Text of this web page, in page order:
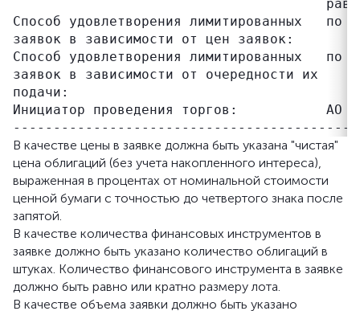
Способ удовлетворения лимитированных   по
заявок в зависимости от цен заявок:
Способ удовлетворения лимитированных   по
заявок в зависимости от очередности их
подачи:
Инициатор проведения торгов:           АО
В качестве цены в заявке должна быть указана "чистая"
цена облигаций (без учета накопленного интереса),
выраженная в процентах от номинальной стоимости
ценной бумаги с точностью до четвертого знака после
запятой.
В качестве количества финансовых инструментов в
заявке должно быть указано количество облигаций в
штуках. Количество финансового инструмента в заявке
должно быть равно или кратно размеру лота.
В качестве объема заявки должно быть указано